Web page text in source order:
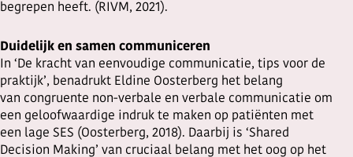
begrepen heeft. (RIVM, 2021).
Duidelijk en samen communiceren
In ‘De kracht van eenvoudige communicatie, tips voor de
praktijk’, benadrukt Eldine Oosterberg het belang
van congruente non-verbale en verbale communicatie om
een geloofwaardige indruk te maken op patiënten met
een lage SES (Oosterberg, 2018). Daarbij is ‘Shared
Decision Making’ van cruciaal belang met het oog op het